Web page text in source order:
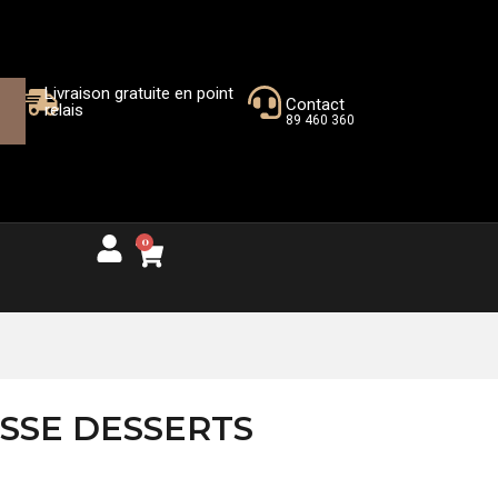
Livraison gratuite en point
relais
Contact
89 460 360
0
DESSERTS